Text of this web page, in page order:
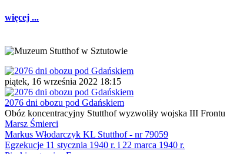
więcej ...
piątek, 16 września 2022 18:15
2076 dni obozu pod Gdańskiem
Obóz koncentracyjny Stutthof wyzwoliły wojska III Frontu
Marsz Śmierci
Markus Włodarczyk KL Stutthof - nr 79059
Egzekucje 11 stycznia 1940 r. i 22 marca 1940 r.